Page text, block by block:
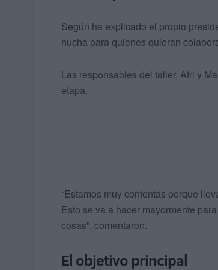
Según ha explicado el propio
hucha para quienes quieran
Las responsables del taller, Afri y
etapa.
“Estamos muy contentas porque
Esto se va a hacer mayormente
cosas”, comentaron.
El objetivo principal